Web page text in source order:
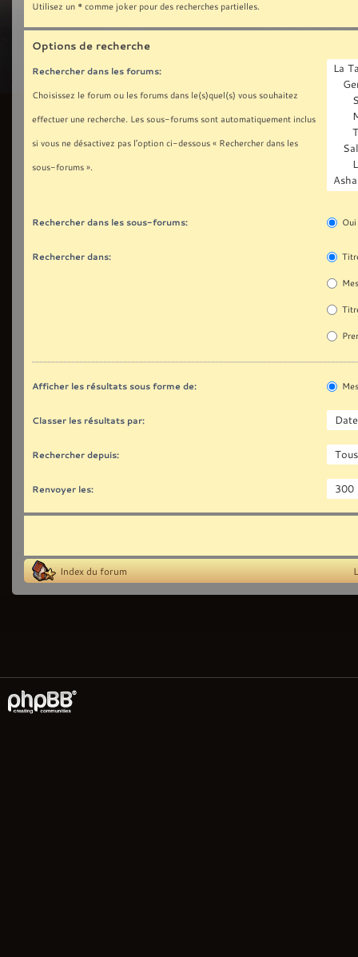
Utilisez un * comme joker pour des recherches partielles.
Options de recherche
Rechercher dans les forums:
Choisissez le forum ou les forums dans le(s)quel(s) vous souhaitez
effectuer une recherche. Les sous-forums sont automatiquement inclus
si vous ne désactivez pas l’option ci-dessous « Rechercher dans les
sous-forums ».
Rechercher dans les sous-forums: Oui
Rechercher dans:
Afficher les résultats sous forme de:
Classer les résultats par:
Rechercher depuis:
Renvoyer les:
Index du forum